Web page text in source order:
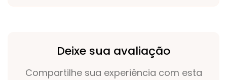
Deixe sua avaliação
Compartilhe sua experiência com esta